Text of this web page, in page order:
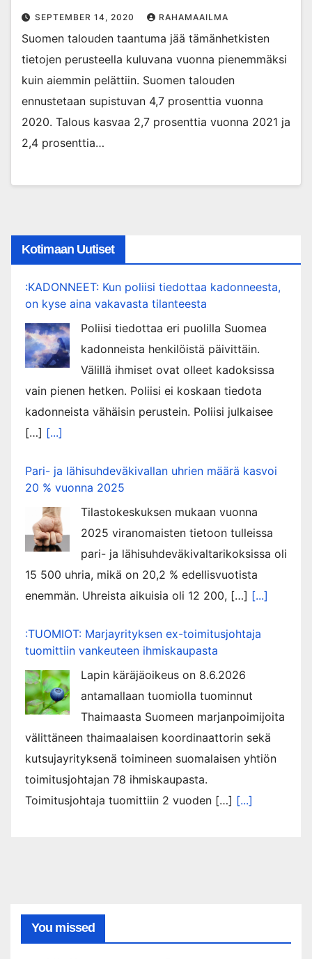
SEPTEMBER 14, 2020 RAHAMAAILMA
Suomen talouden taantuma jää tämänhetkisten
tietojen perusteella kuluvana vuonna pienemmäksi
kuin aiemmin pelättiin. Suomen talouden
ennustetaan supistuvan 4,7 prosenttia vuonna
2020. Talous kasvaa 2,7 prosenttia vuonna 2021 ja
2,4 prosenttia…
Kotimaan Uutiset
:KADONNEET: Kun poliisi tiedottaa kadonneesta,
on kyse aina vakavasta tilanteesta
Poliisi tiedottaa eri puolilla Suomea
kadonneista henkilöistä päivittäin.
Välillä ihmiset ovat olleet kadoksissa
vain pienen hetken. Poliisi ei koskaan tiedota
kadonneista vähäisin perustein. Poliisi julkaisee
[…] [...]
Pari- ja lähisuhdeväkivallan uhrien määrä kasvoi
20 % vuonna 2025
Tilastokeskuksen mukaan vuonna
2025 viranomaisten tietoon tulleissa
pari- ja lähisuhdeväkivaltarikoksissa oli
15 500 uhria, mikä on 20,2 % edellisvuotista
enemmän. Uhreista aikuisia oli 12 200, […] [...]
:TUOMIOT: Marjayrityksen ex-toimitusjohtaja
tuomittiin vankeuteen ihmiskaupasta
Lapin käräjäoikeus on 8.6.2026
antamallaan tuomiolla tuominnut
Thaimaasta Suomeen marjanpoimijoita
välittäneen thaimaalaisen koordinaattorin sekä
kutsujayrityksenä toimineen suomalaisen yhtiön
toimitusjohtajan 78 ihmiskaupasta.
Toimitusjohtaja tuomittiin 2 vuoden […] [...]
You missed